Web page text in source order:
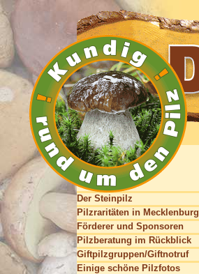
Der Steinpilz
Pilzraritäten in Mecklenburg
Förderer und Sponsoren
Pilzberatung im Rückblick
Giftpilzgruppen/Giftnotruf
Einige schöne Pilzfotos